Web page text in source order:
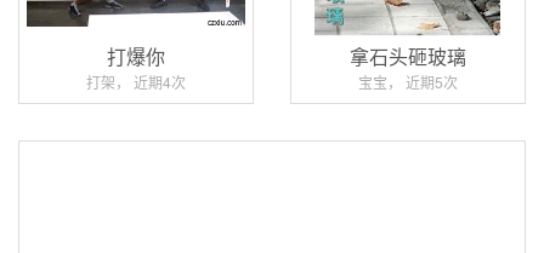
打爆你
打架， 近期4次
拿石头砸玻璃
宝宝， 近期5次